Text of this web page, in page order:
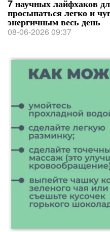
7 научных лайфхаков
просыпаться легко и
энергичным весь день
08-06-2026 09:37